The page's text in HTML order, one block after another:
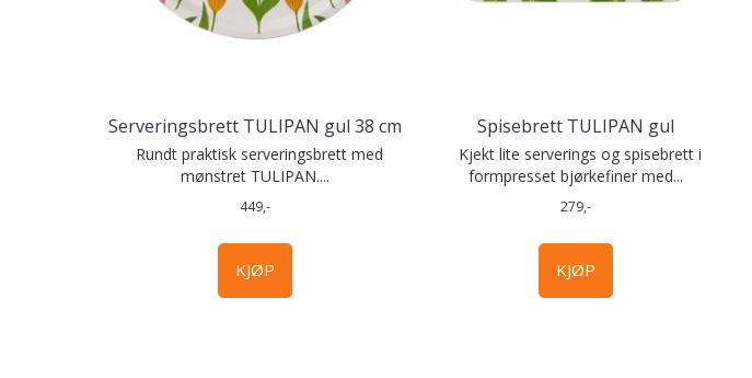
Serveringsbrett TULIPAN gul 38 cm
Rundt praktisk serveringsbrett med
mønstret TULIPAN....
449,-
KJØP
Spisebrett TULIPAN gul
Kjekt lite serverings og spisebrett i
formpresset bjørkefiner med...
279,-
KJØP